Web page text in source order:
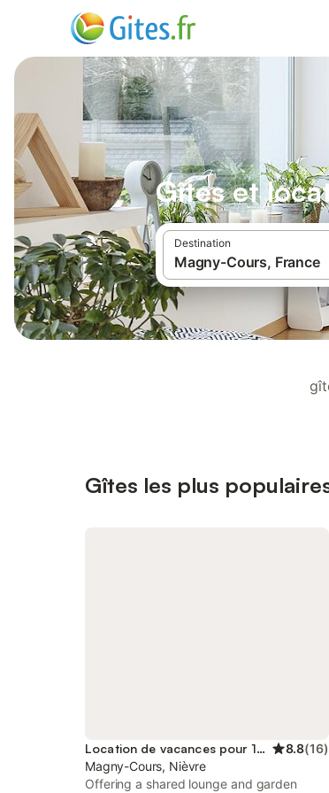
Gîtes et
Destination
Gîtes les plus
Location de vacances pour 12 personnes 8.8(16)
Magny-Cours, Nièvre
Offering a shared lounge and garden